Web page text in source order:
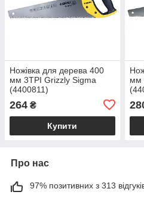
Ножівка для дерева 400
мм 3TPI Grizzly Sigma
(4400811)
264 ₴
Купити
мм
Про нас
97% позитивних з 313